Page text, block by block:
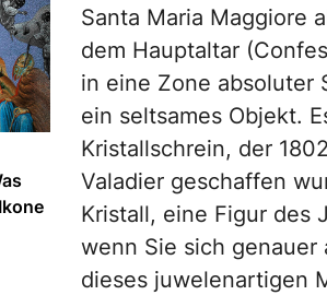
Santa Maria Maggiore
dem Hauptaltar
in eine Zone absoluter
ein seltsames Objekt.
Kristallschrein, der
Valadier geschaffen
Kristall, eine Figur des
wenn Sie sich genauer
dieses juwelenartigen